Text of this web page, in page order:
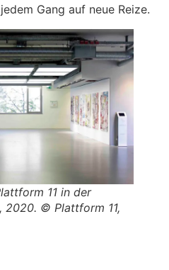
Gang auf neue Reize.
11 in der
2020. © Plattform 11,